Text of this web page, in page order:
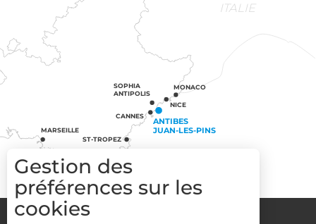
ITALIE
ST-TROPEZ
MARSEILLE
CANNES
ANTIBES
JUAN-LES-PINS
SOPHIA
ANTIPOLIS
NICE
MONACO
Groupes
Gestion des
préférences sur les
cookies